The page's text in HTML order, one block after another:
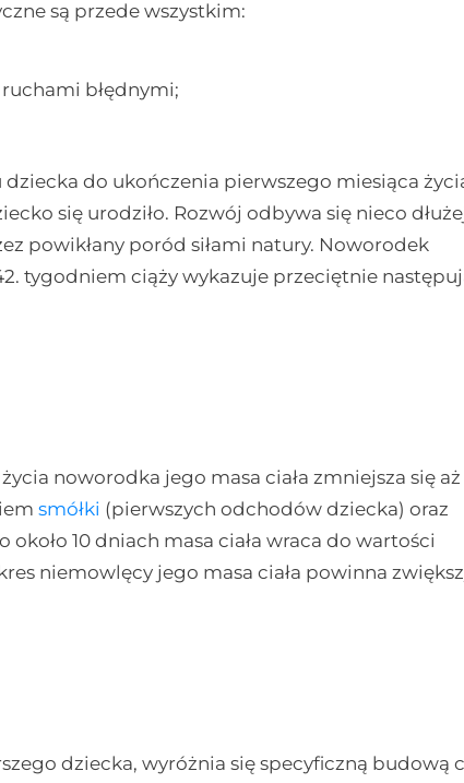
są przede wszystkim:
błędnymi;
do ukończenia pierwszego miesiąca
się urodziło. Rozwój odbywa się nieco
powikłany poród siłami natury. Noworodek
tygodniem ciąży wykazuje przeciętnie
noworodka jego masa ciała zmniejsza się aż
smółki (pierwszych odchodów dziecka) oraz
10 dniach masa ciała wraca do wartości
niemowlęcy jego masa ciała powinna
dziecka, wyróżnia się specyficzną budową